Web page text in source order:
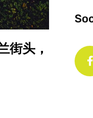
街头，
c